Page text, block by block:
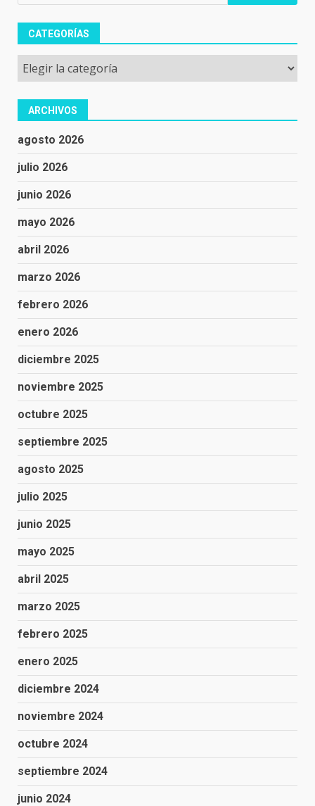
CATEGORÍAS
Categorías
ARCHIVOS
agosto 2026
julio 2026
junio 2026
mayo 2026
abril 2026
marzo 2026
febrero 2026
enero 2026
diciembre 2025
noviembre 2025
octubre 2025
septiembre 2025
agosto 2025
julio 2025
junio 2025
mayo 2025
abril 2025
marzo 2025
febrero 2025
enero 2025
diciembre 2024
noviembre 2024
octubre 2024
septiembre 2024
junio 2024